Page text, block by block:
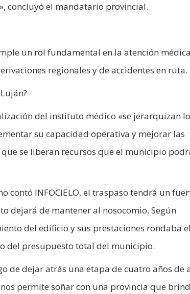
concluyó el mandatario provincial.
un rol fundamental en la atención
regionales y de accidentes en ruta.
del instituto médico «se jerarquizan
su capacidad operativa y mejorar las
se liberan recursos que el municipio
contó INFOCIELO, el traspaso tendrá un
dejará de mantener al nosocomio. Según
del edificio y sus prestaciones rondaba
del presupuesto total del municipio.
de dejar atrás una etapa de cuatro años de
permite soñar con una provincia que